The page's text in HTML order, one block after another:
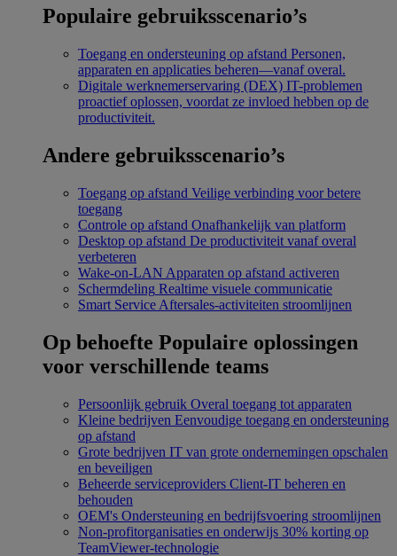
Populaire gebruiksscenario’s
Toegang en ondersteuning op afstand Personen,
apparaten en applicaties beheren—vanaf overal.
Digitale werknemerservaring (DEX) IT-problemen
proactief oplossen, voordat ze invloed hebben op de
productiviteit.
Andere gebruiksscenario’s
Toegang op afstand Veilige verbinding voor betere
toegang
Controle op afstand Onafhankelijk van platform
Desktop op afstand De productiviteit vanaf overal
verbeteren
Wake-on-LAN Apparaten op afstand activeren
Schermdeling Realtime visuele communicatie
Smart Service Aftersales-activiteiten stroomlijnen
Op behoefte Populaire oplossingen
voor verschillende teams
Persoonlijk gebruik Overal toegang tot apparaten
Kleine bedrijven Eenvoudige toegang en ondersteuning
op afstand
Grote bedrijven IT van grote ondernemingen opschalen
en beveiligen
Beheerde serviceproviders Client-IT beheren en
behouden
OEM's Ondersteuning en bedrijfsvoering stroomlijnen
Non-profitorganisaties en onderwijs 30% korting op
TeamViewer-technologie